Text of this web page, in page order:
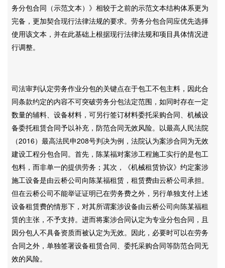
务分包合同（示范文本）》相较于之前的示范文本结构体系更为
完备，更加契合现行法律法规的要求。劳务分包合同应优先选择
使用该文本，并在此基础上根据现行法律法规和项目具体情况进
行调整。
司法审判认定劳务作业分包的关键点在于包工不包主料，因此合
同条款约定的内容不可突破劳务分包法定范围，如同时存在一定
数量的辅料、设备材料，可另行签订材料委托采购合同、机械设
备委托租赁合同予以补充，防范合同无效风险。以最高人民法院
（2016）最高法民申208号判决为例，法院认为案涉合同为无效
建设工程分包合同。首先，陈某福对案涉工程施工实行的是包工
包料，而非单一的提供劳务；其次，《机械租赁协议》约定案涉
施工设备是由云桥公司向陈某福租赁，租赁费由云桥公司承担。
但在云桥公司不能举证证明已在劳务费之外，另行单独支付上述
设备租赁费的情形下，对其所谓案涉设备由云桥公司向陈某福租
赁的主张，不予支持。进而将案涉合同认定为专业分包合同，且
因分包人不具备资质而被认定为无效。因此，必要时可以在劳务
合同之外，单独签署设备租赁合同、委托采购合同等防范合同无
效的风险。